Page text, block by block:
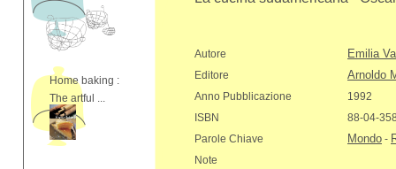
Home baking :
The artful ...
Autore Emilia
Editore Arnoldo
Anno Pubblicazione
1992
ISBN
88-04-
Parole Chiave
Mondo -
Note